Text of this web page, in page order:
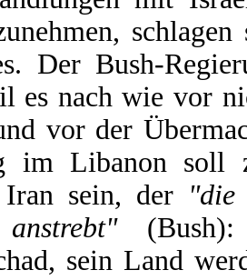
Der Bush-
es nach wie vor
vor der
im Libanon soll
Iran sein, der "die
(Bush):
sein Land